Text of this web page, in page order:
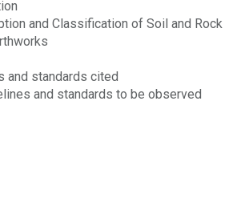
and Classification of Soil and Rock
and standards cited
and standards to be observed